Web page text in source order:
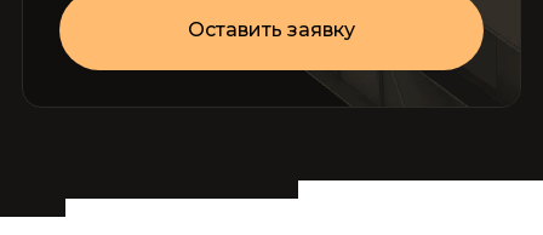
Оставить заявку